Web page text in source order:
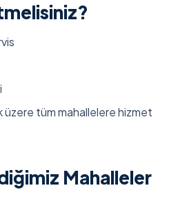
tüm mahallelere hizmet
Mahalleler